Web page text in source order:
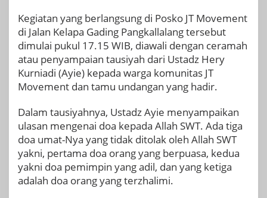
Kegiatan yang berlangsung di Posko JT Movement
di Jalan Kelapa Gading Pangkallalang tersebut
dimulai pukul 17.15 WIB, diawali dengan ceramah
atau penyampaian tausiyah dari Ustadz Hery
Kurniadi (Ayie) kepada warga komunitas JT
Movement dan tamu undangan yang hadir.
Dalam tausiyahnya, Ustadz Ayie menyampaikan
ulasan mengenai doa kepada Allah SWT. Ada tiga
doa umat-Nya yang tidak ditolak oleh Allah SWT
yakni, pertama doa orang yang berpuasa, kedua
yakni doa pemimpin yang adil, dan yang ketiga
adalah doa orang yang terzhalimi.